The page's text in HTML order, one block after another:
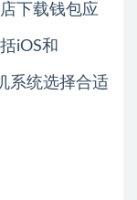
下载钱包应
iOS和
系统选择合适